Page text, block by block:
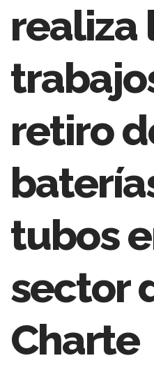
realiza
retiro
tubos
sector
Charte